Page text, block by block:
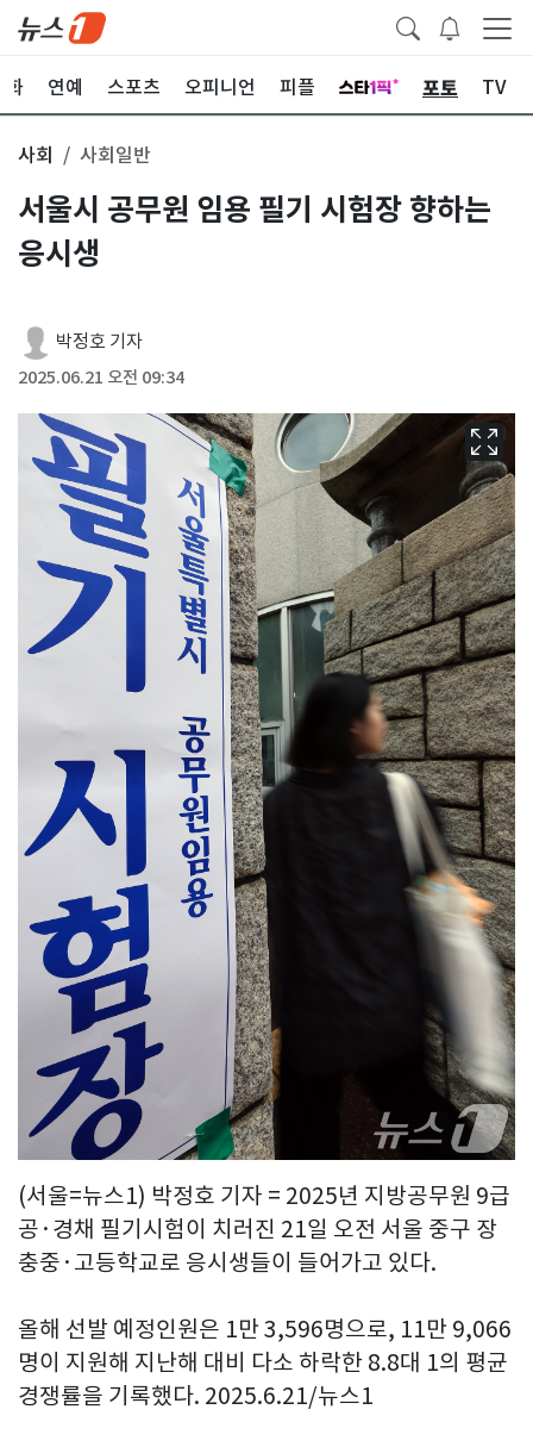
화 연예 스포츠 오피니언 피플 포토 TV
사회 사회일반
서울시 공무원 임용 필기 시험장 향하는
응시생
박정호 기자
2025.06.21 오전 09:34
(서울=뉴스1) 박정호 기자 = 2025년 지방공무원 9급
공·경채 필기시험이 치러진 21일 오전 서울 중구 장
충중·고등학교로 응시생들이 들어가고 있다.
올해 선발 예정인원은 1만 3,596명으로, 11만 9,066
명이 지원해 지난해 대비 다소 하락한 8.8대 1의 평균
경쟁률을 기록했다. 2025.6.21/뉴스1